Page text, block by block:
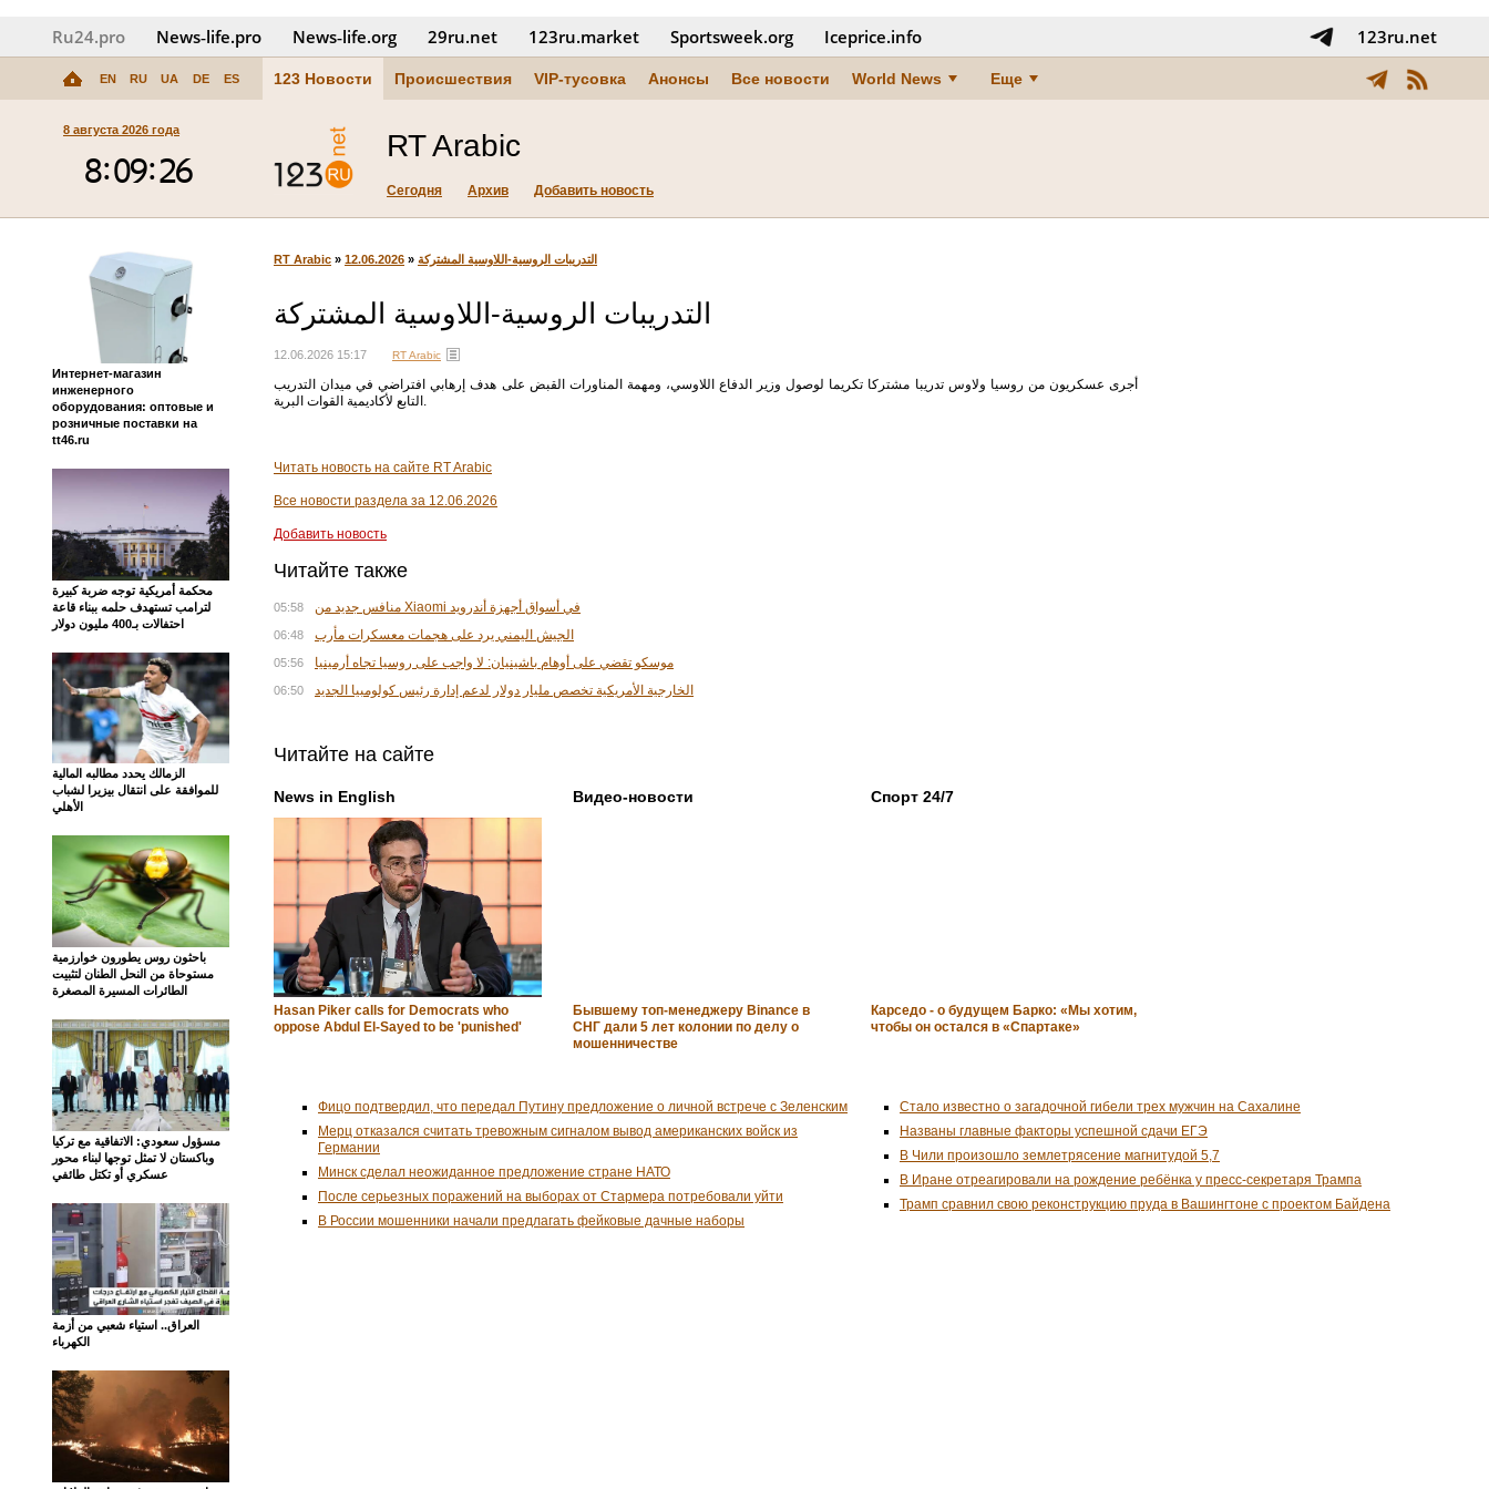
Ru24.pro News‑life.pro News‑life.org 29ru.net 123ru.market Sportsweek.org Iceprice.info 123ru.net
EN RU UA DE ES 123 Новости Происшествия VIP-тусовка Анонсы Все новости World News Еще
8 августа 2026 года RT Arabic
Сегодня Архив Добавить новость
Интернет-магазин
инженерного
оборудования: оптовые и
розничные поставки на
tt46.ru
محكمة أمريكية توجه ضربة كبيرة
لترامب تستهدف حلمه ببناء قاعة
احتفالات بـ400 مليون دولار
الزمالك يحدد مطالبه المالية
للموافقة على انتقال بيزيرا لشباب
الأهلي
باحثون روس يطورون خوارزمية
مستوحاة من النحل الطنان لتثبيت
الطائرات المسيرة المصغرة
مسؤول سعودي: الاتفاقية مع تركيا
وباكستان لا تمثل توجها لبناء محور
عسكري أو تكتل طائفي
العراق.. استياء شعبي من أزمة
الكهرباء
RT Arabic » 12.06.2026 » التدريبات الروسية-اللاوسية المشتركة
التدريبات الروسية-اللاوسية المشتركة
12.06.2026 15:17 RT Arabic
أجرى عسكريون من روسيا ولاوس تدريبا مشتركا تكريما لوصول وزير الدفاع اللاوسي، ومهمة المناورات القبض على هدف إرهابي افتراضي في ميدان التدريب
التابع لأكاديمية القوات البرية.
Читать новость на сайте RT Arabic
Все новости раздела за 12.06.2026
Добавить новость
Читайте также
05:58 منافس جديد من Xiaomi في أسواق أجهزة أندرويد
06:48 الجيش اليمني يرد على هجمات معسكرات مأرب
05:56 موسكو تقضي على أوهام باشينيان: لا واجب على روسيا تجاه أرمينيا
06:50 الخارجية الأمريكية تخصص مليار دولار لدعم إدارة رئيس كولومبيا الجديد
Читайте на сайте
News in English
Hasan Piker calls for Democrats who
oppose Abdul El-Sayed to be 'punished'
Видео-новости
Бывшему топ-менеджеру Binancе в
СНГ дали 5 лет колонии по делу о
мошенничестве
Спорт 24/7
Карседо - о будущем Барко: «Мы хотим,
чтобы он остался в «Спартаке»
Фицо подтвердил, что передал Путину предложение о личной встрече с Зеленским
Мерц отказался считать тревожным сигналом вывод американских войск из
Германии
Минск сделал неожиданное предложение стране НАТО
После серьезных поражений на выборах от Стармера потребовали уйти
В России мошенники начали предлагать фейковые дачные наборы
Стало известно о загадочной гибели трех мужчин на Сахалине
Названы главные факторы успешной сдачи ЕГЭ
В Чили произошло землетрясение магнитудой 5,7
В Иране отреагировали на рождение ребёнка у пресс-секретаря Трампа
Трамп сравнил свою реконструкцию пруда в Вашингтоне с проектом Байдена